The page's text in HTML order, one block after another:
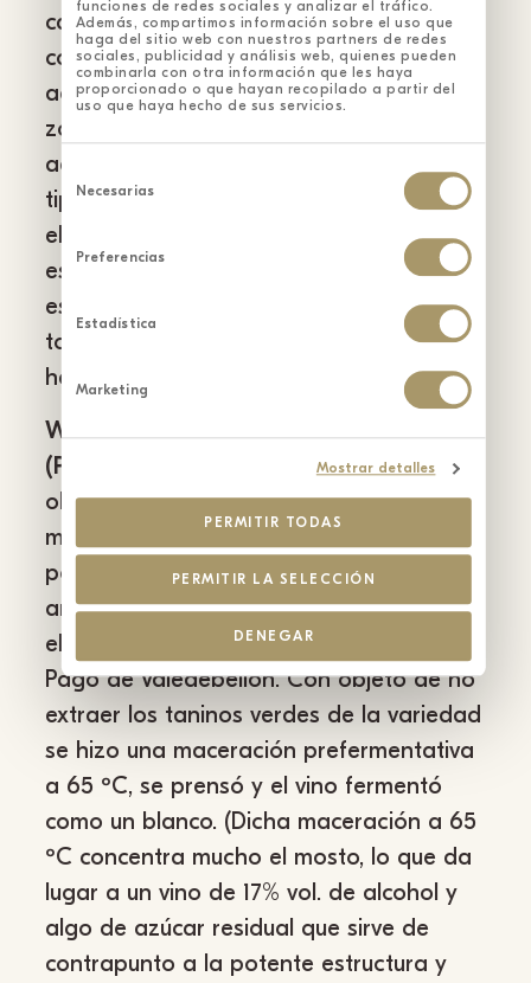
funciones de redes sociales y analizar el tráfico.
Además, compartimos información sobre el uso que
haga del sitio web con nuestros partners de redes
sociales, publicidad y análisis web, quienes pueden
combinarla con otra información que les haya
proporcionado o que hayan recopilado a partir del
uso que haya hecho de sus servicios.
Selección
de
consentimiento
Necesarias
Preferencias
Estadística
Marketing
Mostrar detalles
PERMITIR TODAS
PERMITIR LA SELECCIÓN
DENEGAR
caso de La Toscana, que ofrece un buen
contrapunto al tempranillo por su buena
acidez. La hemos plantado en una de las
zonas más frías de la finca y se va
adaptando poco a poco sin perder la
tipicidad de sus aromas (cereza, guinda),
el poco color y la frescura. Probarla sola
es toda una experiencia para ver cómo
es posible conseguir vinos de perfiles
totalmente diferentes a lo que hacemos
habitualmente.
WMC Resveratrol Cabernet Sauvignon
(Parcela Pradera del Convento).Aquí el
objetivo era elaborar un vino con la
mayor concentración de polifenoles
posible buscando el efecto saludable y
antioxidante del resveratrol. Para ello,
elegimos nuestro mejor cabernet, el del
Pago de Valedebellón. Con objeto de no
extraer los taninos verdes de la variedad
se hizo una maceración prefermentativa
a 65 ºC, se prensó y el vino fermentó
como un blanco. (Dicha maceración a 65
ºC concentra mucho el mosto, lo que da
lugar a un vino de 17% vol. de alcohol y
algo de azúcar residual que sirve de
contrapunto a la potente estructura y